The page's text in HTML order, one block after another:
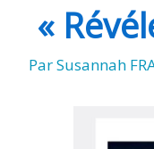
«
ParSusannah